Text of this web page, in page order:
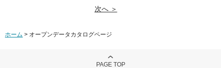
次へ ＞
ホーム > オープンデータカタログページ
PAGE TOP